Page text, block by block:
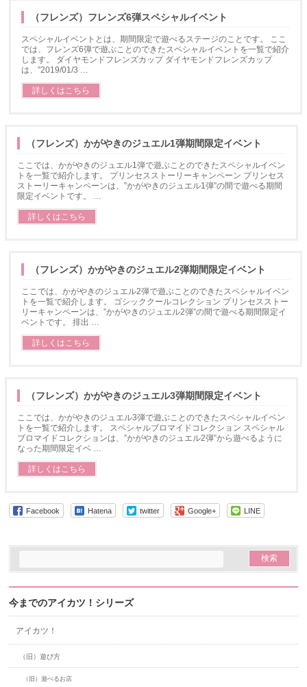
（フレンズ）フレンズ6弾スペシャルイベント
スペシャルイベントとは、期間限定で遊べるステージのことです。 ここ
では、フレンズ6弾で遊ぶことのできたスペシャルイベントを一覧で紹介
します。 ダイヤモンドフレンズカップ ダイヤモンドフレンズカップ
は、”2019/01/3 …
詳しくはこちら
（フレンズ）かがやきのジュエル1弾期間限定イベント
ここでは、かがやきのジュエル1弾で遊ぶことのできたスペシャルイベン
トを一覧で紹介します。 プリンセスストーリーキャンペーン プリンセス
ストーリーキャンペーンは、”かがやきのジュエル1弾”の間で遊べる期間
限定イベントです。 …
詳しくはこちら
（フレンズ）かがやきのジュエル2弾期間限定イベント
ここでは、かがやきのジュエル2弾で遊ぶことのできたスペシャルイベン
トを一覧で紹介します。 ゴシッククールコレクション プリンセスストー
リーキャンペーンは、”かがやきのジュエル2弾”の間で遊べる期間限定イ
ベントです。 排出 …
詳しくはこちら
（フレンズ）かがやきのジュエル3弾期間限定イベント
ここでは、かがやきのジュエル3弾で遊ぶことのできたスペシャルイベン
トを一覧で紹介します。 スペシャルブロマイドコレクション スペシャル
ブロマイドコレクションは、”かがやきのジュエル2弾”から遊べるように
なった期間限定イベ …
詳しくはこちら
Facebook Hatena twitter Google+ LINE
今までのアイカツ！シリーズ
アイカツ！
（旧）遊び方
（旧）遊べるお店